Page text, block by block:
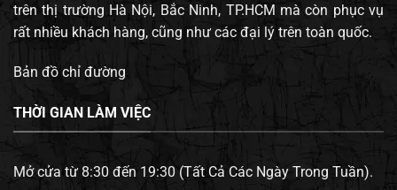
trên thị trường Hà Nội, Bắc Ninh, TP.HCM mà còn phục vụ
rất nhiều khách hàng, cũng như các đại lý trên toàn quốc.
Bản đồ chỉ đường
THỜI GIAN LÀM VIỆC
Mở cửa từ 8:30 đến 19:30 (Tất Cả Các Ngày Trong Tuần).